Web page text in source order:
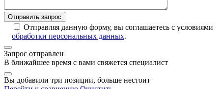
Отправляя данную форму, вы соглашаетесь с условиями
обработки персональных данных.
Запрос отправлен
В ближайшее время с вами свяжется специалист
Вы добавили три позиции, больше нестоит